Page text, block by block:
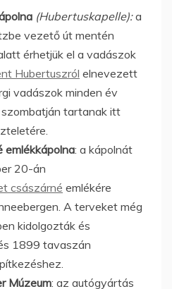
(Hubertuskapelle):a
vezető út mentén
érhetjük el a vadászok
Hubertuszról elnevezett
vadászok minden év
tartanak itt
emlékkápolna: a kápolnát
20-án
császárné emlékére
A terveket még
kidolgozták és
1899 tavaszán
Múzeum: az autógyártás